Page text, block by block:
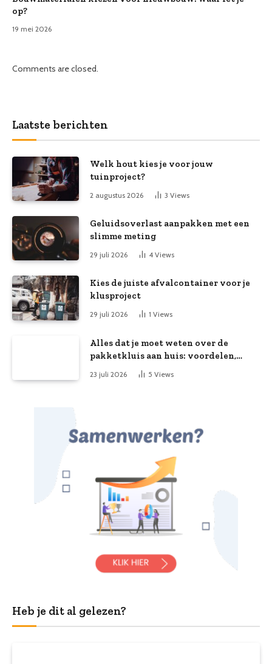
op?
19 mei 2026
Comments are closed.
Laatste berichten
Welk hout kies je voor jouw
tuinproject?
2 augustus 2026 3 Views
Geluidsoverlast aanpakken met een
slimme meting
29 juli 2026 4 Views
Kies de juiste afvalcontainer voor je
klusproject
29 juli 2026 1 Views
Alles dat je moet weten over de
pakketkluis aan huis: voordelen,
kooptips en belang
23 juli 2026 5 Views
Heb je dit al gelezen?